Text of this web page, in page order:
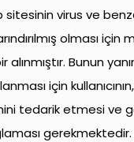
sitesinin virus ve
olması
Bunun
için
tedarik etmesi ve